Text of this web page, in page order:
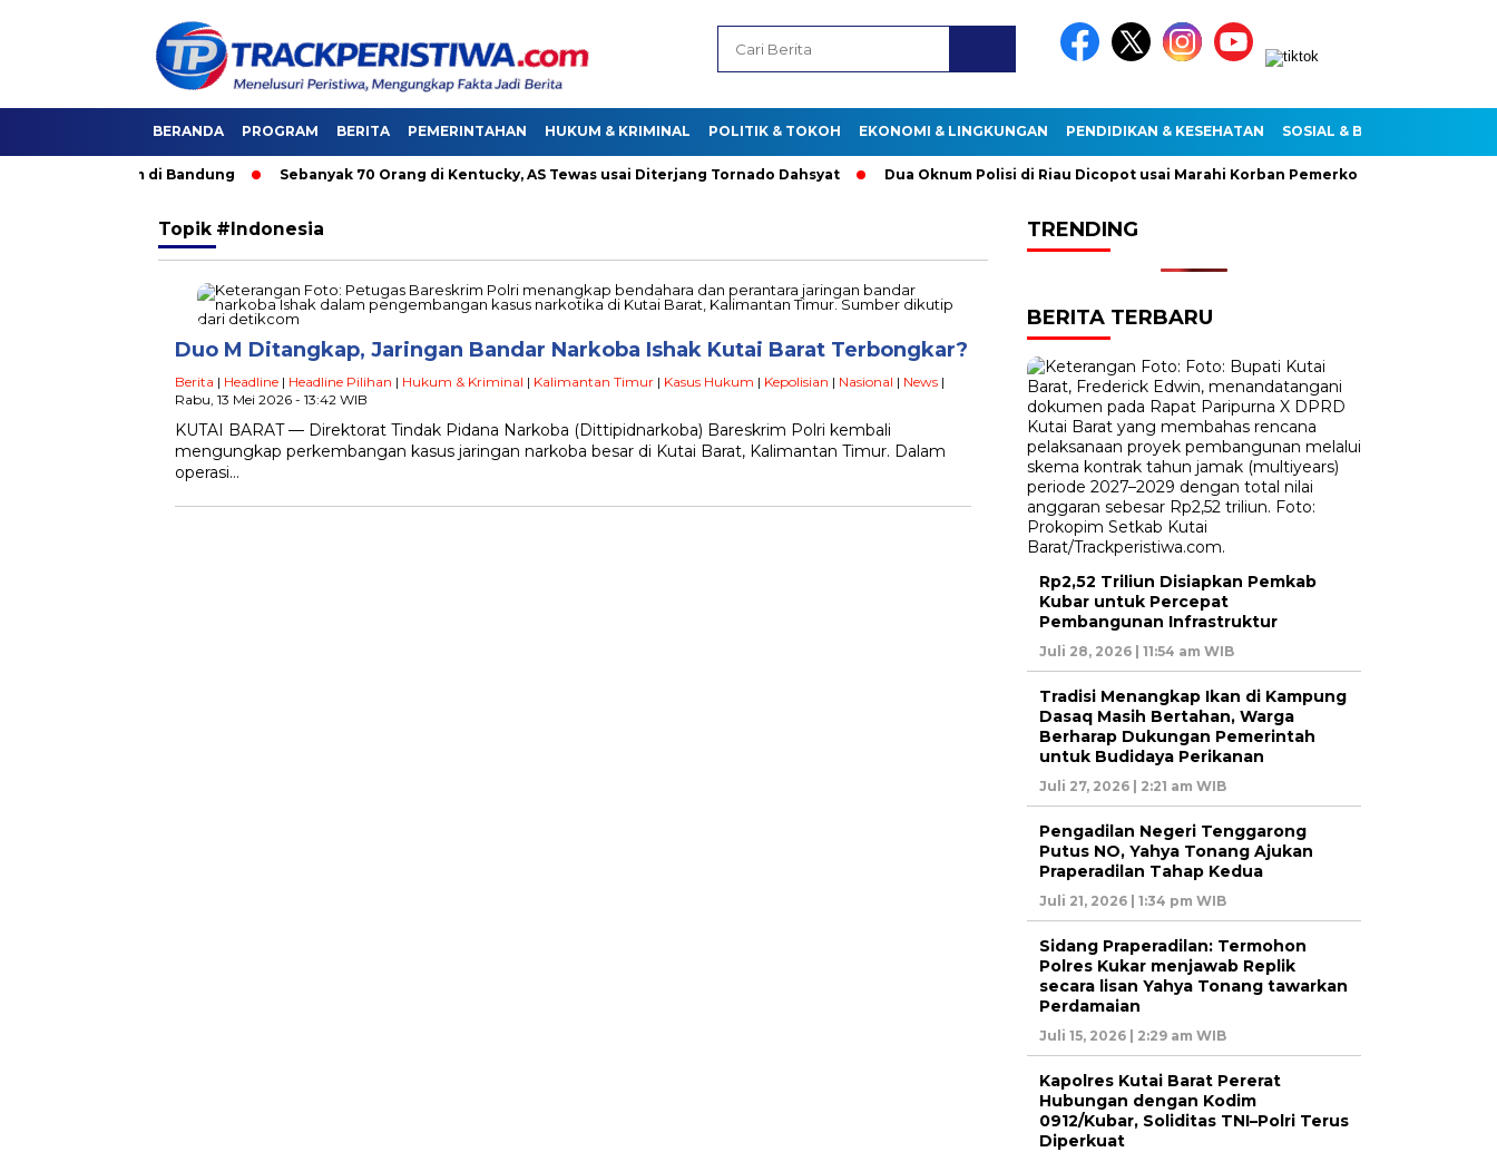
BERANDA PROGRAM BERITA PEMERINTAHAN HUKUM & KRIMINAL POLITIK & TOKOH EKONOMI & LINGKUNGAN PENDIDIKAN & KESEHATAN SOSIAL & BUDAYA
Umum di Bandung Sebanyak 70 Orang di Kentucky, AS Tewas usai Diterjang Tornado Dahsyat Dua Oknum Polisi di Riau Dicopot usai Marahi Korban Pemerkosaan
Topik #Indonesia
Duo M Ditangkap, Jaringan Bandar Narkoba Ishak Kutai Barat Terbongkar?
Berita | Headline | Headline Pilihan | Hukum & Kriminal | Kalimantan Timur | Kasus Hukum | Kepolisian | Nasional | News |
Rabu, 13 Mei 2026 - 13:42 WIB
KUTAI BARAT — Direktorat Tindak Pidana Narkoba (Dittipidnarkoba) Bareskrim Polri kembali
mengungkap perkembangan kasus jaringan narkoba besar di Kutai Barat, Kalimantan Timur. Dalam
operasi…
TRENDING
BERITA TERBARU
Rp2,52 Triliun Disiapkan Pemkab
Kubar untuk Percepat
Pembangunan Infrastruktur
Juli 28, 2026 | 11:54 am WIB
Tradisi Menangkap Ikan di Kampung
Dasaq Masih Bertahan, Warga
Berharap Dukungan Pemerintah
untuk Budidaya Perikanan
Juli 27, 2026 | 2:21 am WIB
Pengadilan Negeri Tenggarong
Putus NO, Yahya Tonang Ajukan
Praperadilan Tahap Kedua
Juli 21, 2026 | 1:34 pm WIB
Sidang Praperadilan: Termohon
Polres Kukar menjawab Replik
secara lisan Yahya Tonang tawarkan
Perdamaian
Juli 15, 2026 | 2:29 am WIB
Kapolres Kutai Barat Pererat
Hubungan dengan Kodim
0912/Kubar, Soliditas TNI–Polri Terus
Diperkuat